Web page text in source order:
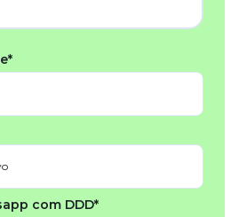
com DDD*